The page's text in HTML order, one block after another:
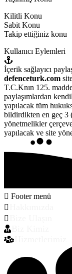
Kilitli Konu
Sabit Konu
Takip ettiğiniz konu
Kullanıcı Eylemleri
İçerik sağlayıcı
defenceturk.com
T.C.Knın 125.
paylaşımlardan
yapılacak tüm
bildirdikten en geç 3
yönetmelikler
yapılacak ve site
Footer menü